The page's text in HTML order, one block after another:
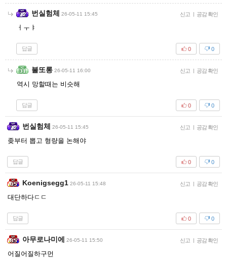
번실험체 26-05-11 15:45 신고 | 공감 확인
ㅓㅜㅑ
답글 0
0
불또롱 26-05-11 16:00 신고 | 공감 확인
역시 망할때는 비슷해
답글 0
0
번실험체 26-05-11 15:45 신고 | 공감 확인
좆부터 뽑고 형량을 논해야
답글 0
0
Koenigsegg1 26-05-11 15:48 신고 | 공감 확인
대단하다ㄷㄷ
답글 0
0
아무로나미에 26-05-11 15:50 신고 | 공감 확인
어질어질하구먼